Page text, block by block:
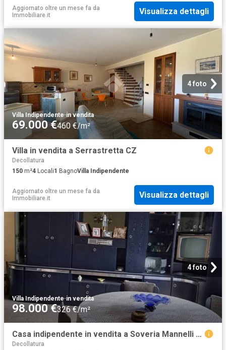
Aggiornato oltre un mese fa da
Immobiliare.it
Visualizza dettagli
4 foto
Villa Indipendente·in vendita
69.000 €460 €/m²
Villa in vendita a Serrastretta CZ
Decollatura
150 m²4 Locali1 BagnoVilla Indipendente
Aggiornato oltre un mese fa da
Immobiliare.it
Visualizza dettagli
4 foto
Villa Indipendente·in vendita
98.000 €326 €/m²
Casa indipendente in vendita a Soveria Mannelli CZ
Decollatura